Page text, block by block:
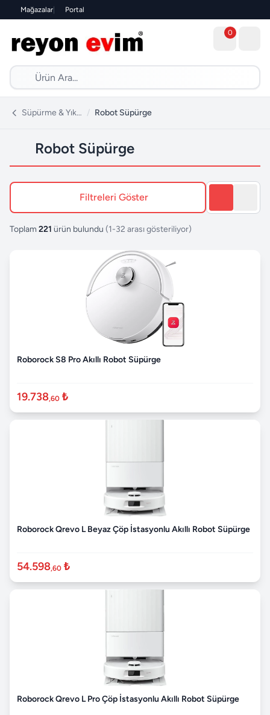
Mağazalar| Portal
0
Süpürme & Yıkama / Robot Süpürge
Robot Süpürge
Filtreleri Göster
Toplam 221 ürün bulundu (1-32 arası gösteriliyor)
Roborock S8 Pro Akıllı Robot Süpürge
19.738,60 ₺
Roborock Qrevo L Beyaz Çöp İstasyonlu Akıllı Robot Süpürge
54.598,60 ₺
Roborock Qrevo L Pro Çöp İstasyonlu Akıllı Robot Süpürge